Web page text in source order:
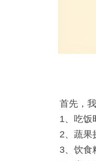
首先，
1、吃饭
2、蔬果
3、饮食